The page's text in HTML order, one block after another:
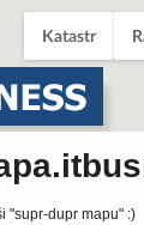
Katastr
"supr-dupr mapu" :)